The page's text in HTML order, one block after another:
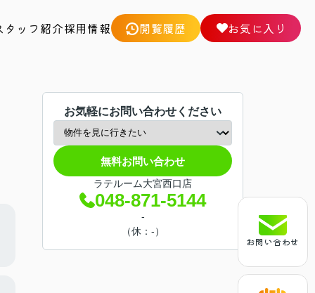
タッフ紹介採用情報 閲覧履歴 お気に入り
お問い合わせ
お気軽にお問い合わせください
無料お問い合わせ
ラテルーム大宮西口店
048-871-5144
-
（休：-）